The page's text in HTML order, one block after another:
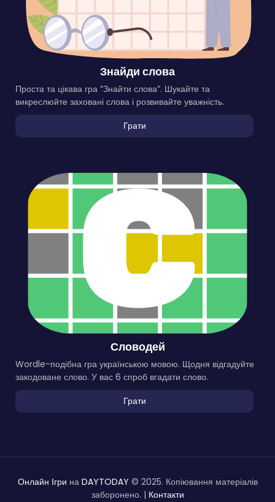
Знайди слова
Проста та цікава гра “Знайти слова”. Шукайте та
викреслюйте заховані слова і розвивайте уважність.
Грати
Словодей
Wordle-подібна гра українською мовою. Щодня відгадуйте
закодоване слово. У вас 6 спроб вгадати слово.
Грати
Онлайн Ігри на DAYTODAY © 2025. Копіювання матеріалів
заборонено. | Контакти